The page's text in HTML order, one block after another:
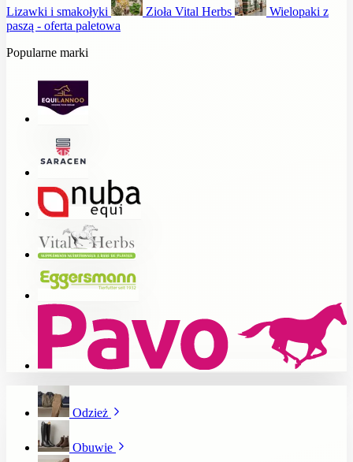
Lizawki i smakołyki Zioła Vital Herbs
Wielopaki z
paszą - oferta paletowa
Popularne marki
Odzież
Obuwie